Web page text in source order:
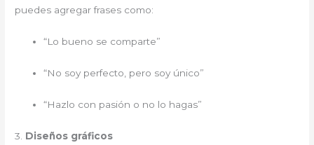
puedes agregar frases como:
“Lo bueno se comparte”
“No soy perfecto, pero soy único”
“Hazlo con pasión o no lo hagas”
3. Diseños gráficos